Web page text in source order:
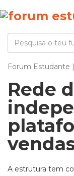
Forum Estudante
Rede
A estrutura tem